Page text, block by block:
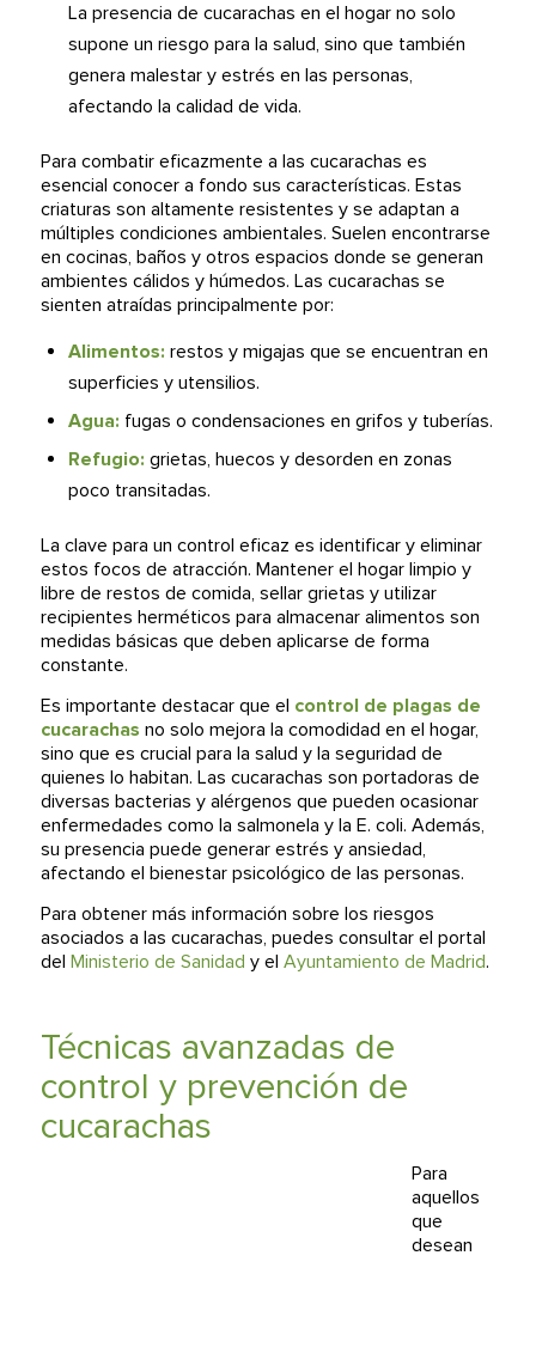
La presencia de cucarachas en el hogar no solo
supone un riesgo para la salud, sino que también
genera malestar y estrés en las personas,
afectando la calidad de vida.
Para combatir eficazmente a las cucarachas es
esencial conocer a fondo sus características. Estas
criaturas son altamente resistentes y se adaptan a
múltiples condiciones ambientales. Suelen encontrarse
en cocinas, baños y otros espacios donde se generan
ambientes cálidos y húmedos. Las cucarachas se
sienten atraídas principalmente por:
Alimentos: restos y migajas que se encuentran en
superficies y utensilios.
Agua: fugas o condensaciones en grifos y tuberías.
Refugio: grietas, huecos y desorden en zonas
poco transitadas.
La clave para un control eficaz es identificar y eliminar
estos focos de atracción. Mantener el hogar limpio y
libre de restos de comida, sellar grietas y utilizar
recipientes herméticos para almacenar alimentos son
medidas básicas que deben aplicarse de forma
constante.
Es importante destacar que el control de plagas de
cucarachas no solo mejora la comodidad en el hogar,
sino que es crucial para la salud y la seguridad de
quienes lo habitan. Las cucarachas son portadoras de
diversas bacterias y alérgenos que pueden ocasionar
enfermedades como la salmonela y la E. coli. Además,
su presencia puede generar estrés y ansiedad,
afectando el bienestar psicológico de las personas.
Para obtener más información sobre los riesgos
asociados a las cucarachas, puedes consultar el portal
del Ministerio de Sanidad y el Ayuntamiento de Madrid.
Técnicas avanzadas de
control y prevención de
cucarachas
Para
aquellos
que
desean